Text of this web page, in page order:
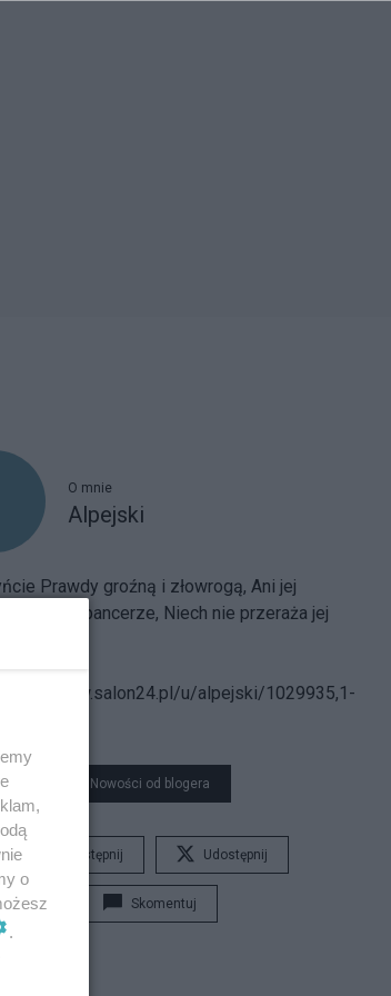
O mnie
Alpejski
Prawdy groźną i złowrogą, Ani jej
w hełmy i pancerze, Niech nie przeraża jej
https://www.salon24.pl/u/alpejski/1029935,1-
Nowości od blogera
Udostępnij Udostępnij
Skomentuj
o
.